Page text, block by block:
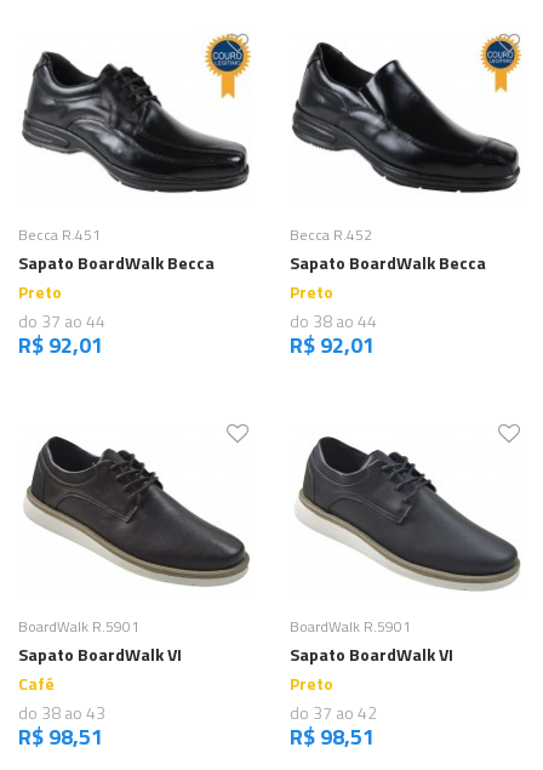
Comprar
Becca R.451
Sapato BoardWalk Becca
Preto
do 37 ao 44
R$ 92,01
Comprar
Becca R.452
Sapato BoardWalk Becca
Preto
do 38 ao 44
R$ 92,01
Comprar
BoardWalk R.5901
Sapato BoardWalk VI
Café
do 38 ao 43
R$ 98,51
Comprar
BoardWalk R.5901
Sapato BoardWalk VI
Preto
do 37 ao 42
R$ 98,51